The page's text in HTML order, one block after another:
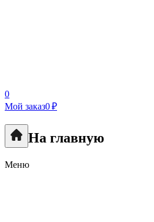
0
Мой заказ0 ₽
На главную
Меню